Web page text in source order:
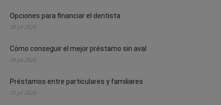
Opciones para financiar el dentista
30 Jul 2026
Cómo conseguir el mejor préstamo sin aval
28 Jul 2026
Préstamos entre particulares y familiares
20 Jul 2026